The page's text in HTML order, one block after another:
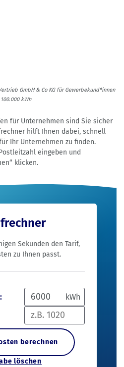
GmbH & Co KG für Gewerbekund*innen
kWh
für Unternehmen sind Sie sicher
hilft Ihnen dabei, schnell
Ihr Unternehmen zu finden.
eingeben und
klicken.
Sekunden den Tarif,
zu Ihnen passt.
kWh
berechnen
löschen